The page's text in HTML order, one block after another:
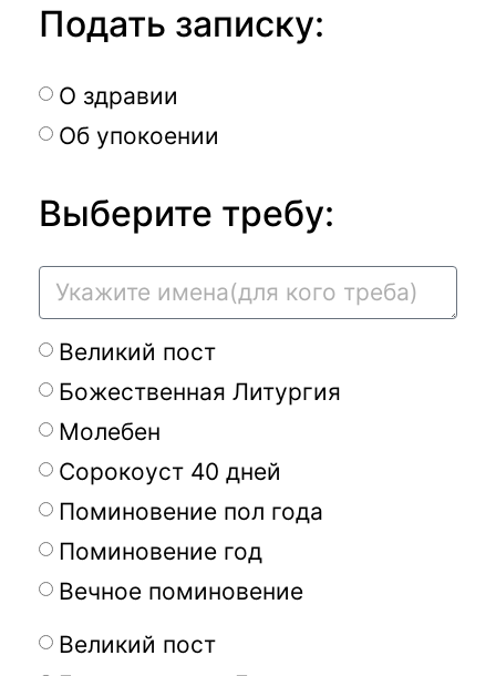
Подать записку:
О здравии
Об упокоении
Выберите требу:
Великий пост
Божественная Литургия
Молебен
Сорокоуст 40 дней
Поминовение пол года
Поминовение год
Вечное поминовение
Великий пост